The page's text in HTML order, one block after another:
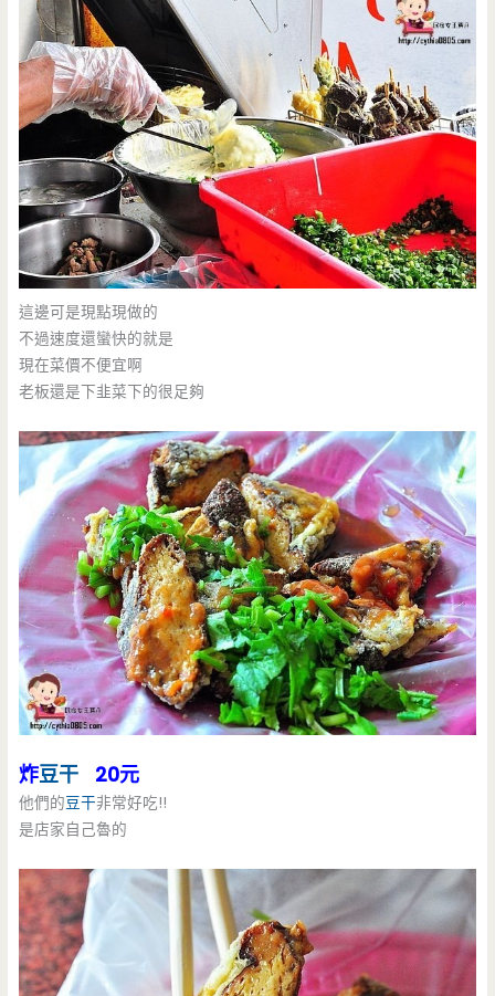
這邊可是現點現做的
不過速度還蠻快的就是
現在菜價不便宜啊
老板還是下韭菜下的很足夠
炸豆干 20元
他們的豆干非常好吃!!
是店家自己魯的